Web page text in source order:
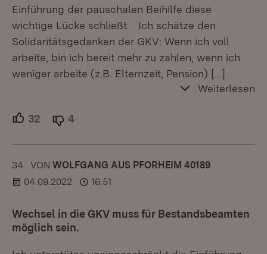
Einführung der pauschalen Beihilfe diese
wichtige Lücke schließt. Ich schätze den
Solidaritätsgedanken der GKV: Wenn ich voll
arbeite, bin ich bereit mehr zu zahlen, wenn ich
weniger arbeite (z.B. Elternzeit, Pension) […]
Weiterlesen
32 Unterstützer.
4
34. KOMMENTAR
VON :WOLFGANG AUS PFORHEIM 40189
04.09.2022
16:51
Wechsel in die GKV muss für Bestandsbeamten
möglich sein.